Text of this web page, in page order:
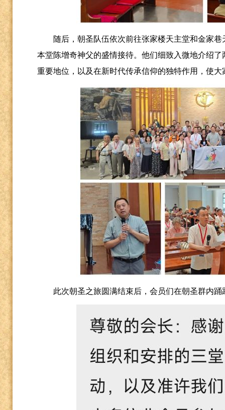
随后，朝圣队伍依次前往张家楼天主堂和金家
本堂陈增奇神父的盛情接待。他们细致入微地介绍
重要地位，以及在新时代传承信仰的独特作用，使
此次朝圣之旅圆满结束后，会员们在朝圣群内